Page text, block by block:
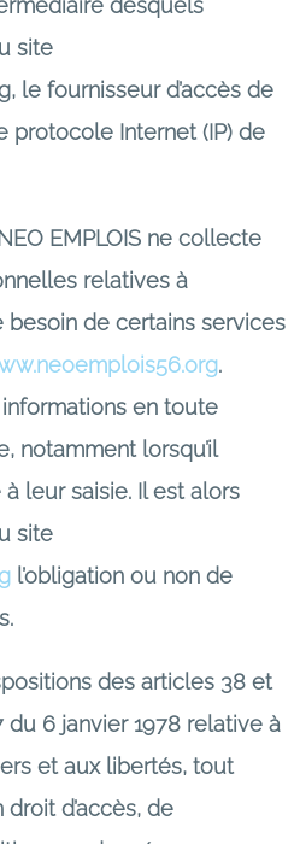
desquels
site
le fournisseur d’accès de
protocole Internet (IP) de
EMPLOIS ne collecte
relatives à
besoin de certains services
.
informations en toute
notamment lorsqu’il
leur saisie. Il est alors
site
l’obligation ou non de
des articles 38 et
6 janvier 1978 relative à
et aux libertés, tout
d’accès, de